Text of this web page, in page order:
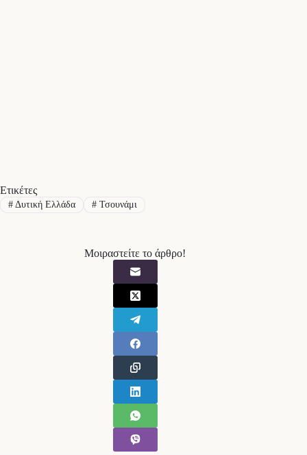
Ετικέτες
#Δυτική Ελλάδα #Τσουνάμι
Μοιραστείτε το άρθρο!